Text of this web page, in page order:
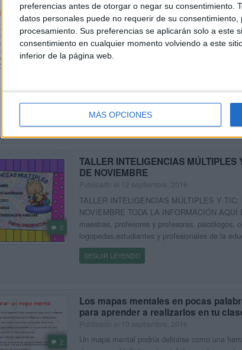
preferencias antes de otorgar o negar su consentimiento.
datos personales puede no requerir de su
procesamiento. Sus preferencias se aplicarán solo a este
consentimiento en cualquier momento volviendo a este
inferior de la página web.
MÁS OPCIONES
0
75% plazas ocupadas Curso on line
NUEVAS METODOLOGÍAS Y
ALUMNO DEL SIGLO XXI
Publicado el 15 septiembre, 2016
Si este nuevo año quieres innovar en tus clases
SEGUIR LEYENDO
0
TALLER INTELIGENCIAS MÚLTIPLES
DE NOVIEMBRE
Publicado el 12 septiembre, 2016
TALLER INTELIGENCIAS MÚLTIPLES Y TIC:
NOVIEMBRE TODA LA INFORMACIÓN AQUÍ
maestras, profesores y profesoras, psicólogos,
logopedas,estudiantes y profesionales de la
SEGUIR LEYENDO
2
Los mapas mentales en pocas
para aprender a realizarlos en tu
Un mapa mental podría definirse como una